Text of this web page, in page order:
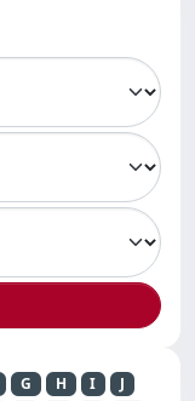
G H I
J